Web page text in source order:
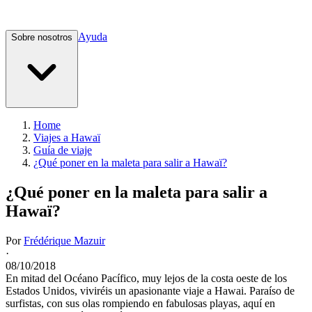
Sobre nosotros Ayuda
Home
Viajes a Hawaï
Guía de viaje
¿Qué poner en la maleta para salir a Hawaï?
¿Qué poner en la maleta para salir a
Hawaï?
PorFrédérique Mazuir
·
08/10/2018
En mitad del Océano Pacífico, muy lejos de la costa oeste de los
Estados Unidos, viviréis un apasionante viaje a Hawai. Paraíso de
surfistas, con sus olas rompiendo en fabulosas playas, aquí en